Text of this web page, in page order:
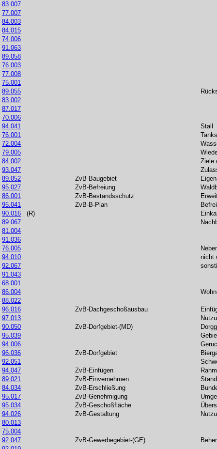
83.007
77.007
84.003
84.015
74.006
91.063
89.058
76.003
77.008
75.001
89.055
83.002
87.017
70.006
94.041
Stall
76.001
72.004
79.005
84.002
Ziele
93.047
89.052
ZvB-Baugebiet
95.027
ZvB-Befreiung
86.001
ZvB-Bestandsschutz
95.041
ZvB-B-Plan
90.016
(R)
89.067
81.004
91.036
76.005
94.010
nicht
92.067
91.043
68.001
86.004
88.022
96.016
ZvB-Dachgeschoßausbau
97.013
90.050
ZvB-Dorfgebiet-(MD)
95.039
94.006
96.036
ZvB-Dorfgebiet
92.051
94.047
ZvB-Einfügen
89.021
ZvB-Einvernehmen
84.034
ZvB-Erschließung
95.017
ZvB-Genehmigung
95.034
ZvB-Geschoßfläche
94.026
ZvB-Gestaltung
80.013
75.004
92.047
ZvB-Gewerbegebiet-(GE)